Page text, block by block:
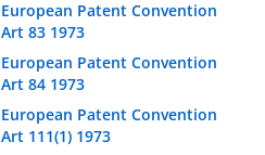
European Patent Convention
Art 83 1973
European Patent Convention
Art 84 1973
European Patent Convention
Art 111(1) 1973